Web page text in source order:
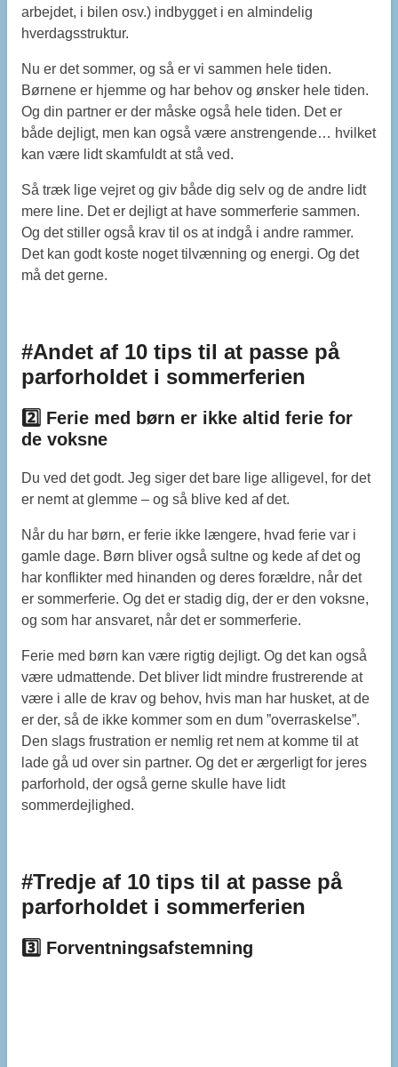
arbejdet, i bilen osv.) indbygget i en almindelig
hverdagsstruktur.
Nu er det sommer, og så er vi sammen hele tiden.
Børnene er hjemme og har behov og ønsker hele tiden.
Og din partner er der måske også hele tiden. Det er
både dejligt, men kan også være anstrengende… hvilket
kan være lidt skamfuldt at stå ved.
Så træk lige vejret og giv både dig selv og de andre lidt
mere line. Det er dejligt at have sommerferie sammen.
Og det stiller også krav til os at indgå i andre rammer.
Det kan godt koste noget tilvænning og energi. Og det
må det gerne.
#Andet af 10 tips til at passe på
parforholdet i sommerferien
2️⃣ Ferie med børn er ikke altid ferie for
de voksne
Du ved det godt. Jeg siger det bare lige alligevel, for det
er nemt at glemme – og så blive ked af det.
Når du har børn, er ferie ikke længere, hvad ferie var i
gamle dage. Børn bliver også sultne og kede af det og
har konflikter med hinanden og deres forældre, når det
er sommerferie. Og det er stadig dig, der er den voksne,
og som har ansvaret, når det er sommerferie.
Ferie med børn kan være rigtig dejligt. Og det kan også
være udmattende. Det bliver lidt mindre frustrerende at
være i alle de krav og behov, hvis man har husket, at de
er der, så de ikke kommer som en dum ”overraskelse”.
Den slags frustration er nemlig ret nem at komme til at
lade gå ud over sin partner. Og det er ærgerligt for jeres
parforhold, der også gerne skulle have lidt
sommerdejlighed.
#Tredje af 10 tips til at passe på
parforholdet i sommerferien
3️⃣ Forventningsafstemning